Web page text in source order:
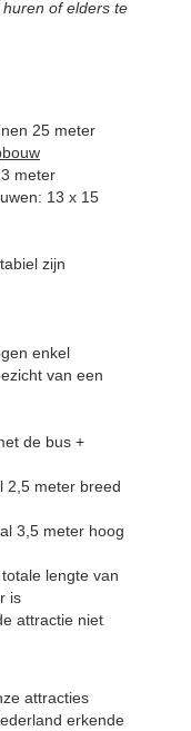
of elders te
25 meter
meter
13 x 15
zijn
enkel
van een
de bus +
2,5 meter breed
3,5 meter hoog
lengte van
is
attractie niet
attracties
erkende